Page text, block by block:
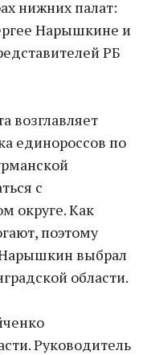
нижних палат:
Нарышкине и
РБ
возглавляет
единороссов по
с
округе. Как
поэтому
выбрал
области.
Руководитель